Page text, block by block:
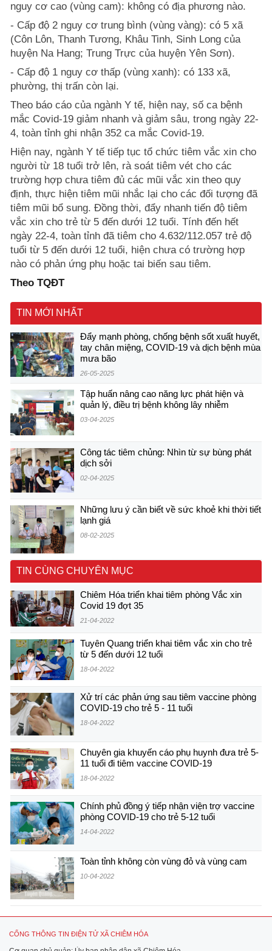
nguy cơ cao (vùng cam): không có địa phương nào.
- Cấp độ 2 nguy cơ trung bình (vùng vàng): có 5 xã
(Côn Lôn, Thanh Tương, Khâu Tinh, Sinh Long của
huyện Na Hang; Trung Trực của huyện Yên Sơn).
- Cấp độ 1 nguy cơ thấp (vùng xanh): có 133 xã,
phường, thị trấn còn lại.
Theo báo cáo của ngành Y tế, hiện nay, số ca bệnh
mắc Covid-19 giảm nhanh và giảm sâu, trong ngày 22-
4, toàn tỉnh ghi nhận 352 ca mắc Covid-19.
Hiện nay, ngành Y tế tiếp tục tổ chức tiêm vắc xin cho
người từ 18 tuổi trở lên, rà soát tiêm vét cho các
trường hợp chưa tiêm đủ các mũi vắc xin theo quy
định, thực hiện tiêm mũi nhắc lại cho các đối tượng đã
tiêm mũi bổ sung. Đồng thời, đẩy nhanh tiến độ tiêm
vắc xin cho trẻ từ 5 đến dưới 12 tuổi. Tính đến hết
ngày 22-4, toàn tỉnh đã tiêm cho 4.632/112.057 trẻ độ
tuổi từ 5 đến dưới 12 tuổi, hiện chưa có trường hợp
nào có phản ứng phụ hoặc tai biến sau tiêm.
Theo TQĐT
TIN MỚI NHẤT
Đẩy mạnh phòng, chống bệnh sốt xuất huyết,
tay chân miệng, COVID-19 và dịch bệnh mùa
mưa bão
26-05-2025
Tập huấn nâng cao năng lực phát hiện và
quản lý, điều trị bệnh không lây nhiễm
03-04-2025
Công tác tiêm chủng: Nhìn từ sự bùng phát
dịch sởi
02-04-2025
Những lưu ý cần biết về sức khoẻ khi thời tiết
lạnh giá
08-02-2025
TIN CÙNG CHUYÊN MỤC
Chiêm Hóa triển khai tiêm phòng Vắc xin
Covid 19 đợt 35
21-04-2022
Tuyên Quang triển khai tiêm vắc xin cho trẻ
từ 5 đến dưới 12 tuổi
18-04-2022
Xử trí các phản ứng sau tiêm vaccine phòng
COVID-19 cho trẻ 5 - 11 tuổi
18-04-2022
Chuyên gia khuyến cáo phụ huynh đưa trẻ 5-
11 tuổi đi tiêm vaccine COVID-19
18-04-2022
Chính phủ đồng ý tiếp nhận viện trợ vaccine
phòng COVID-19 cho trẻ 5-12 tuổi
14-04-2022
Toàn tỉnh không còn vùng đỏ và vùng cam
10-04-2022
CỔNG THÔNG TIN ĐIỆN TỬ XÃ CHIÊM HÓA